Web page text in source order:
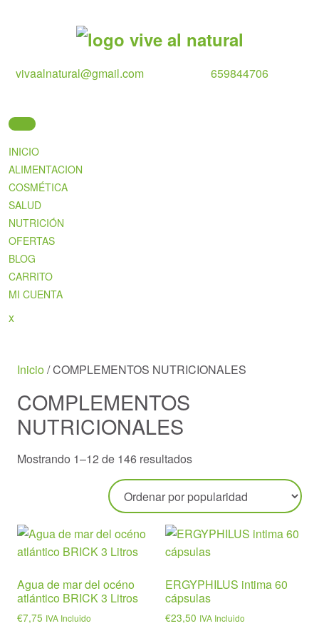
vivaalnatural@gmail.com
659844706
INICIO
ALIMENTACION
COSMÉTICA
SALUD
NUTRICIÓN
OFERTAS
BLOG
CARRITO
MI CUENTA
xClose
Inicio/ COMPLEMENTOS NUTRICIONALES
COMPLEMENTOS
NUTRICIONALES
Mostrando 1–12 de 146 resultadosOrdenado
por
popularidad
Agua de mar del océno
atlántico BRICK 3 Litros
€7,75 IVA Incluido
ERGYPHILUS intima 60
cápsulas
€23,50 IVA Incluido